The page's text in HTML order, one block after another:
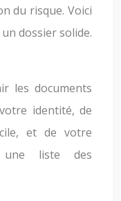
du risque. Voici
dossier solide.
les documents
identité, de
et de votre
une liste des